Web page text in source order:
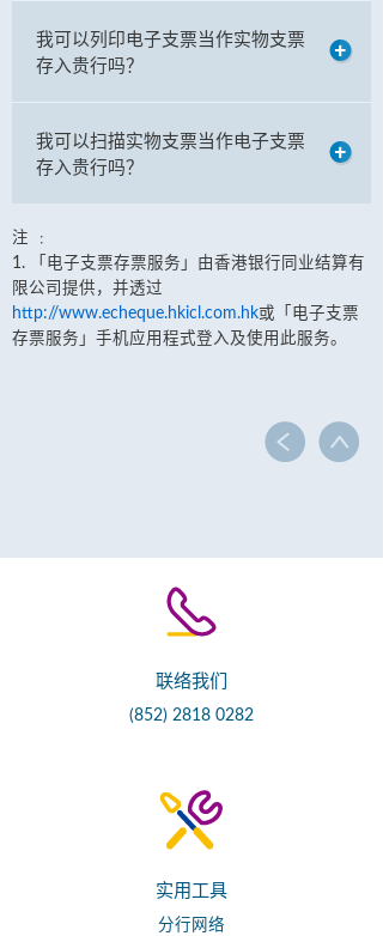
我可以列印电子支票当作实物支票
存入贵行吗？
我可以扫描实物支票当作电子支票
存入贵行吗？
注 ﹕
1. 「电子支票存票服务」由香港银行同业结算有
限公司提供，并透过
http://www.echeque.hkicl.com.hk或「电子支票
存票服务」手机应用程式登入及使用此服务。
联络我们
(852) 2818 0282
实用工具
分行网络